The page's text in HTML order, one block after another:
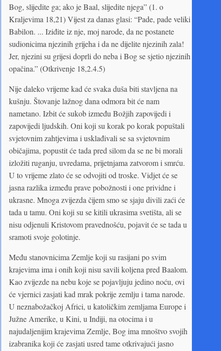
Bog, slijedite ga; ako je Baal, slijedite njega” (1. o
Kraljevima 18,21) Vijest za danas glasi: “Pade, pade veliki
Babilon. ... Iziđite iz nje, moj narode, da ne postanete
sudionicima njezinih grijeha i da ne dijelite njezinih zala!
Jer, njezini su grijesi doprli do neba i Bog se sjetio njezinih
opačina.” (Otkrivenje 18,2.4.5)
Nije daleko vrijeme kad će svaka duša biti stavljena na
kušnju. Štovanje lažnog dana odmora bit će nam
nametano. Izbit će sukob između Božjih zapovijedi i
zapovijedi ljudskih. Oni koji su korak po korak popuštali
svjetovnim zahtjevima i usklađivali se sa svjetovnim
običajima, popustit će tada pred silom da se ne bi morali
izložiti ruganju, uvredama, prijetnjama zatvorom i smrću.
U to vrijeme zlato će se odvojiti od troske. Vidjet će se
jasna razlika između prave pobožnosti i one prividne i
ukrasne. Mnoga zvijezda čijem smo se sjaju divili zaći će
tada u tamu. Oni koji su se kitili ukrasima svetišta, ali se
nisu odjenuli Kristovom pravednošću, pojavit će se tada u
sramoti svoje golotinje.
Među stanovnicima Zemlje koji su rasijani po svim
krajevima ima i onih koji nisu savili koljena pred Baalom.
Kao zvijezde na nebu koje se pojavljuju jedino noću, ovi
će vjernici zasjati kad mrak pokrije zemlju i tama narode.
U neznabožačkoj Africi, u katoličkim zemljama Europe i
Južne Amerike, u Kini, u Indiji, na otocima i u
najudaljenijim krajevima Zemlje, Bog ima mnoštvo svojih
izabranika koji će zasjati usred tame otkrivajući jasno